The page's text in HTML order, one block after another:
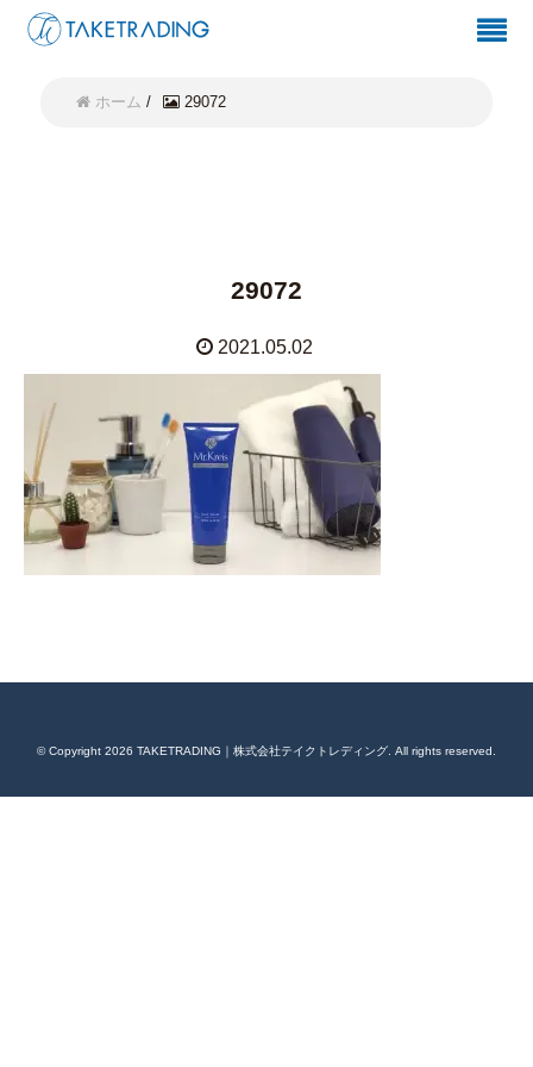
ホーム / 29072
29072
2021.05.02
© Copyright 2026 TAKETRADING｜株式会社テイクトレディング. All rights reserved.